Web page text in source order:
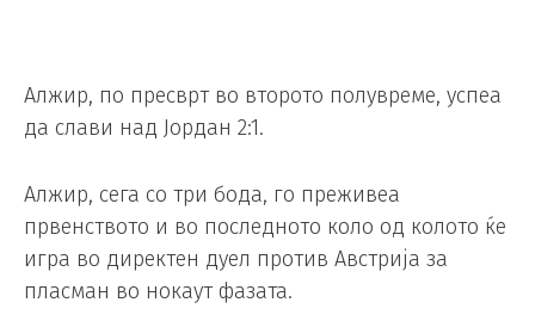
Алжир, по пресврт во второто полувреме, успеа
да слави над Јордан 2:1.
Алжир, сега со три бода, го преживеа
првенството и во последното коло од колото ќе
игра во директен дуел против Австрија за
пласман во нокаут фазата.